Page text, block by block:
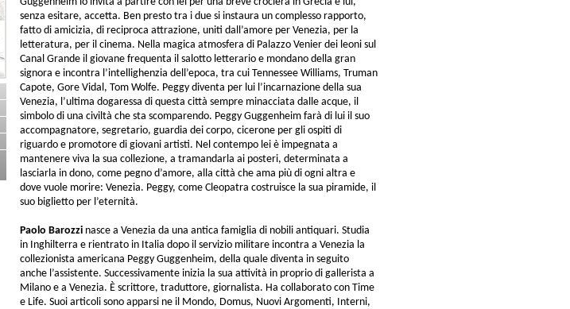
senza esitare, accetta. Ben presto tra i due si instaura un complesso rapporto,
fatto di amicizia, di reciproca attrazione, uniti dall’amore per Venezia, per la
letteratura, per il cinema. Nella magica atmosfera di Palazzo Venier dei leoni sul
Canal Grande il giovane frequenta il salotto letterario e mondano della gran
signora e incontra l’intellighenzia dell’epoca, tra cui Tennessee Williams, Truman
Capote, Gore Vidal, Tom Wolfe. Peggy diventa per lui l’incarnazione della sua
Venezia, l’ultima dogaressa di questa città sempre minacciata dalle acque, il
simbolo di una civiltà che sta scomparendo. Peggy Guggenheim farà di lui il suo
accompagnatore, segretario, guardia dei corpo, cicerone per gli ospiti di
riguardo e promotore di giovani artisti. Nel contempo lei è impegnata a
mantenere viva la sua collezione, a tramandarla ai posteri, determinata a
lasciarla in dono, come pegno d’amore, alla città che ama più di ogni altra e
dove vuole morire: Venezia. Peggy, come Cleopatra costruisce la sua piramide, il
suo biglietto per l’eternità.
​Paolo Barozzi nasce a Venezia da una antica famiglia di nobili antiquari. Studia
in Inghilterra e rientrato in Italia dopo il servizio militare incontra a Venezia la
collezionista americana Peggy Guggenheim, della quale diventa in seguito
anche l’assistente. Successivamente inizia la sua attività in proprio di gallerista a
Milano e a Venezia. È scrittore, traduttore, giornalista. Ha collaborato con Time
e Life. Suoi articoli sono apparsi ne il Mondo, Domus, Nuovi Argomenti, Interni,